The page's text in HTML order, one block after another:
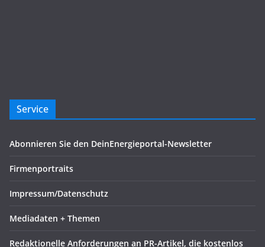
Service
Abonnieren Sie den DeinEnergieportal-Newsletter
Firmenportraits
Impressum/Datenschutz
Mediadaten + Themen
Redaktionelle Anforderungen an PR-Artikel, die kostenlos